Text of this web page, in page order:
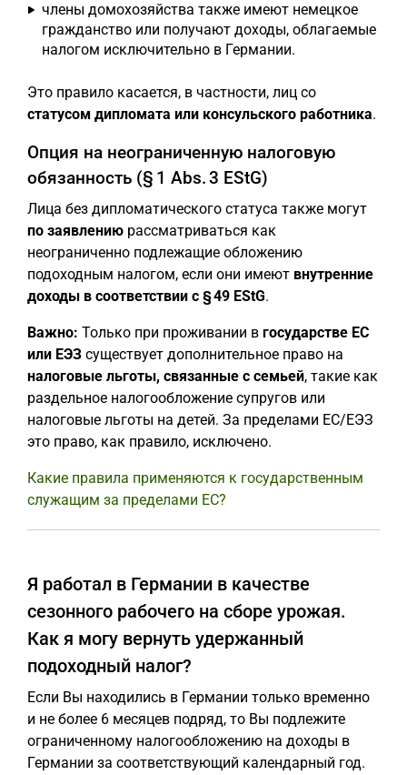
члены домохозяйства также имеют немецкое
гражданство или получают доходы, облагаемые
налогом исключительно в Германии.
Это правило касается, в частности, лиц со
статусом дипломата или консульского работника.
Опция на неограниченную налоговую
обязанность (§ 1 Abs. 3 EStG)
Лица без дипломатического статуса также могут
по заявлению рассматриваться как
неограниченно подлежащие обложению
подоходным налогом, если они имеют внутренние
доходы в соответствии с § 49 EStG.
Важно: Только при проживании в государстве ЕС
или ЕЭЗ существует дополнительное право на
налоговые льготы, связанные с семьей, такие как
раздельное налогообложение супругов или
налоговые льготы на детей. За пределами ЕС/ЕЭЗ
это право, как правило, исключено.
Какие правила применяются к государственным
служащим за пределами ЕС?
Я работал в Германии в качестве
сезонного рабочего на сборе урожая.
Как я могу вернуть удержанный
подоходный налог?
Если Вы находились в Германии только временно
и не более 6 месяцев подряд, то Вы подлежите
ограниченному налогообложению на доходы в
Германии за соответствующий календарный год.